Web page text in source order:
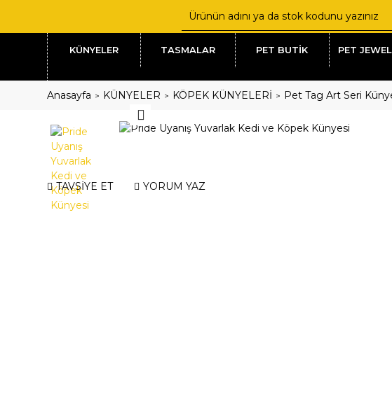
KÜNYELER TASMALAR PET BUTİK PET
Anasayfa KÜNYELER KÖPEK KÜNYELERİ Pet Tag Art Seri
TAVSİYE ET YORUM YAZ